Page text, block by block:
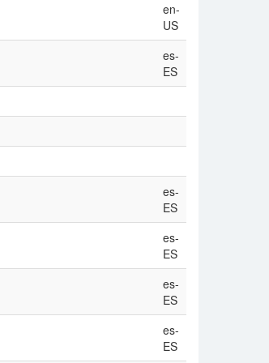
en-
US
es-
ES
es-
ES
es-
ES
es-
ES
es-
ES